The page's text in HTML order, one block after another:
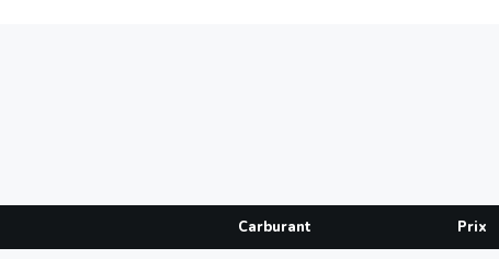
Carburant Prix